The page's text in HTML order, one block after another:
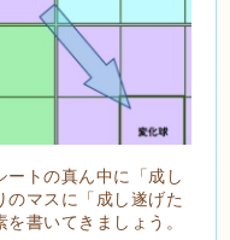
ートの真ん中に「成し
マスに「成し遂げた
書いてきましょう。